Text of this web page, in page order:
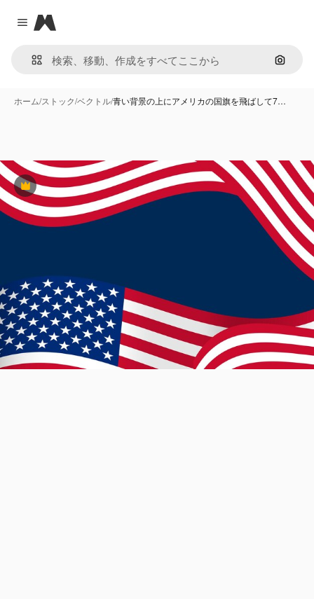
Close menu
Magnific
画像で
ホーム/ストック/ベクトル/青い背景の上にアメリカの国旗を飛ばして7…
Premium